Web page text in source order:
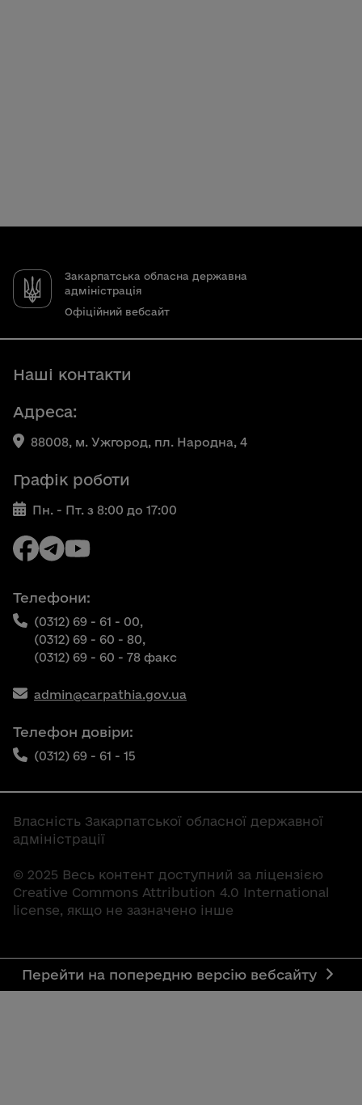
Закарпатська обласна державна
адміністрація
Офіційний вебсайт
Наші контакти
Адреса:
88008, м. Ужгород, пл. Народна, 4
Графік роботи
Пн. - Пт. з 8:00 до 17:00
Телефони:
(0312) 69 - 61 - 00,
(0312) 69 - 60 - 80,
(0312) 69 - 60 - 78 факс
admin@carpathia.gov.ua
Телефон довіри:
(0312) 69 - 61 - 15
Власність Закарпатської обласної державної
адміністрації
© 2025 Весь контент доступний за ліцензією
Creative Commons Attribution 4.0 International
license, якщо не зазначено інше
Перейти на попередню версію вебсайту